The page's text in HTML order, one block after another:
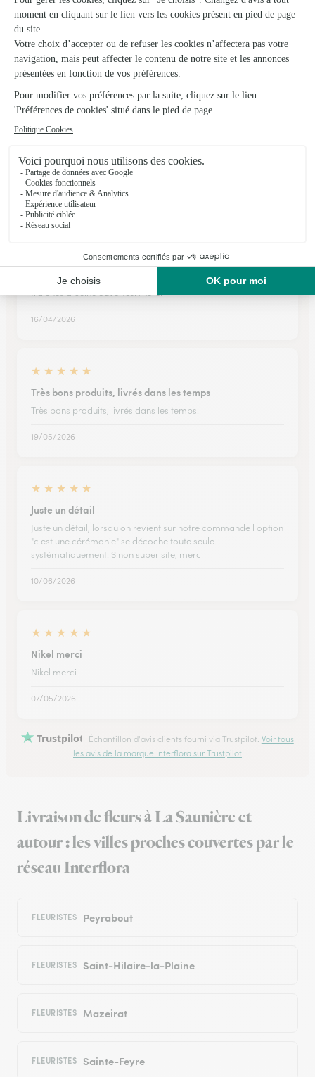
Aubusson
★★
18, Grande Rue
Voir la boutique
La Saunière
★ ★ ★ ★
J'étais vraiment impressionnée !! Le paquet est arrivé en
vertical super bien emballé et les fleurs protégées et super
fraîches a peine ouvertes! Merci
16/04/2026
★ ★ ★ ★ ★
Très bons produits, livrés dans les temps
Très bons produits, livrés dans les temps.
19/05/2026
★ ★ ★ ★ ★
Juste un détail
Juste un détail, lorsqu on revient sur notre commande l option
"c est une cérémonie" se décoche toute seule
systématiquement. Sinon super site, merci
10/06/2026
★ ★ ★ ★ ★
Nikel merci
Nikel merci
07/05/2026
Trustpilot Échantillon d'avis clients fourni via Trustpilot. Voir tous
les avis de la marque Interflora sur Trustpilot
Livraison de fleurs à La Saunière et
autour : les villes proches couvertes par le
réseau Interflora
FLEURISTES Peyrabout
FLEURISTES Saint-Hilaire-la-Plaine
FLEURISTES Mazeirat
FLEURISTES Sainte-Feyre